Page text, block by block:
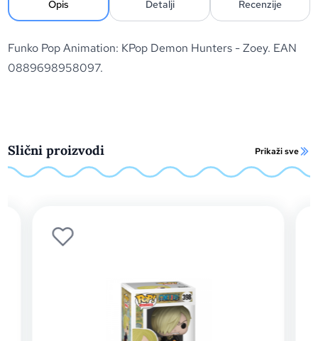
Opis Detalji Recenzije
Funko Pop Animation: KPop Demon Hunters - Zoey. EAN
0889698958097.
Slični proizvodi Prikaži sve